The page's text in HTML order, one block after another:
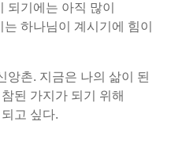
되기에는 아직 많이
하나님이 계시기에 힘이
앙촌. 지금은 나의 삶이 된
된 가지가 되기 위해
고 싶다.